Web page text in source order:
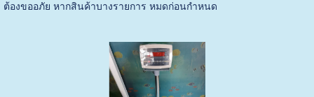
ต้องขออภัย หากสินค้าบางรายการ หมดก่อนกำหนด